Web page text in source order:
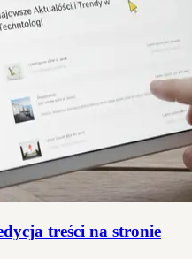
treści na stronie